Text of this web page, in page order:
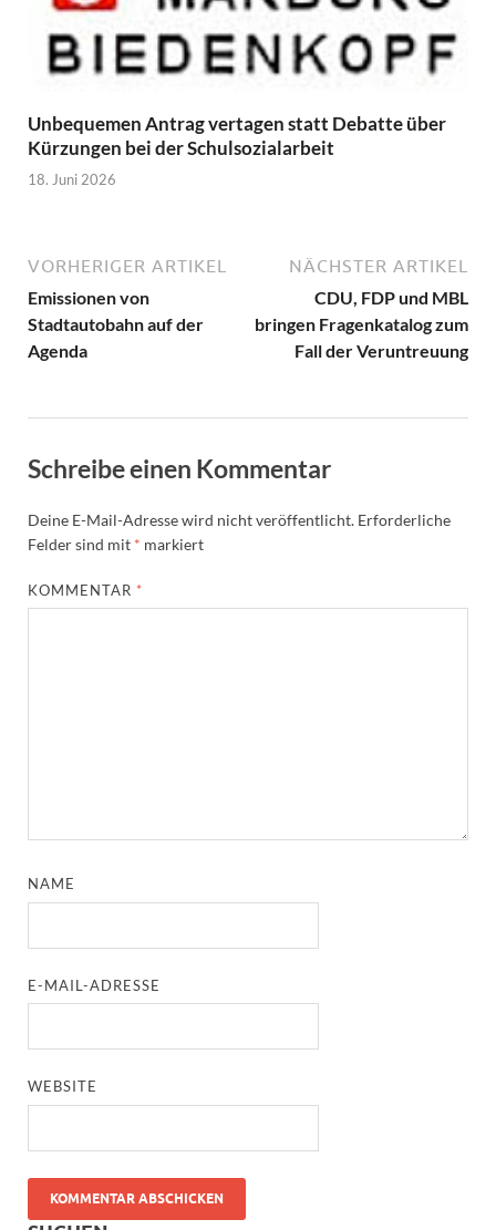
Unbequemen Antrag vertagen statt Debatte über
Kürzungen bei der Schulsozialarbeit
18. Juni 2026
VORHERIGER ARTIKEL
Emissionen von
Stadtautobahn auf der
Agenda
NÄCHSTER ARTIKEL
CDU, FDP und MBL
bringen Fragenkatalog zum
Fall der Veruntreuung
Schreibe einen Kommentar
Deine E-Mail-Adresse wird nicht veröffentlicht. Erforderliche
Felder sind mit * markiert
KOMMENTAR *
NAME
E-MAIL-ADRESSE
WEBSITE